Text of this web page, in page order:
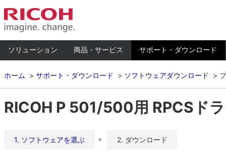
ソリューション 商品・サービス サポート・ダウンロード
ホーム サポート・ダウンロード ソフトウェアダウンロード
RICOH P 501/500用 RPCSド
1. ソフトウェアを選ぶ 2. ダウンロード